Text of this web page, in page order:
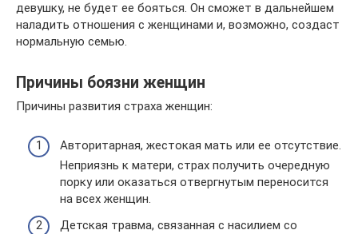
девушку, не будет ее бояться. Он сможет в дальнейшем
наладить отношения с женщинами и, возможно, создаст
нормальную семью.
Причины боязни женщин
Причины развития страха женщин:
Авторитарная, жестокая мать или ее отсутствие.
Неприязнь к матери, страх получить очередную
порку или оказаться отвергнутым переносится
на всех женщин.
Детская травма, связанная с насилием со